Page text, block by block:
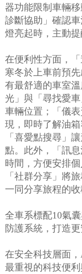
器功能限制車輛
診斷協助」確認
燈亮起時，主動提
在便利性方面，
寒冬於上車前預
有最舒適的車室
光」與「尋找愛
車輛位置；「儀
現，即時了解油
「喜愛點搜尋」
點。此外，「訊
時間，方便安排
「社群分享」將
一同分享旅程的收
全車系標配10氣
防護系統，打造
在安全科技層面
最重視的科技便